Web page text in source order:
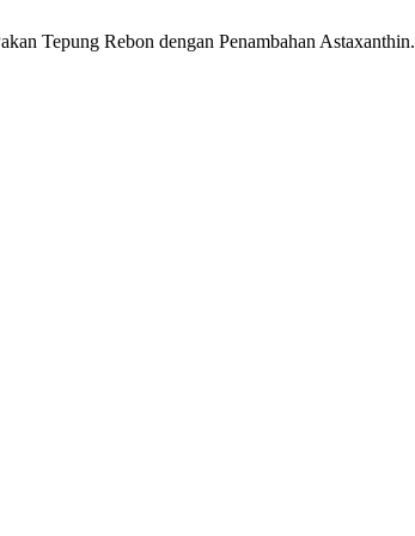
Tepung Rebon dengan Penambahan Astaxanthin.